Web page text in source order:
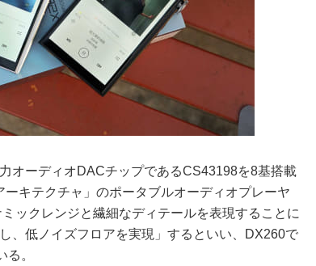
オーディオDACチップであるCS43198を8基搭載
ーキテクチャ」のポータブルオーディオプレーヤ
ックレンジと繊細なディテールを表現することに
、低ノイズフロアを実現」するといい、DX260で
。